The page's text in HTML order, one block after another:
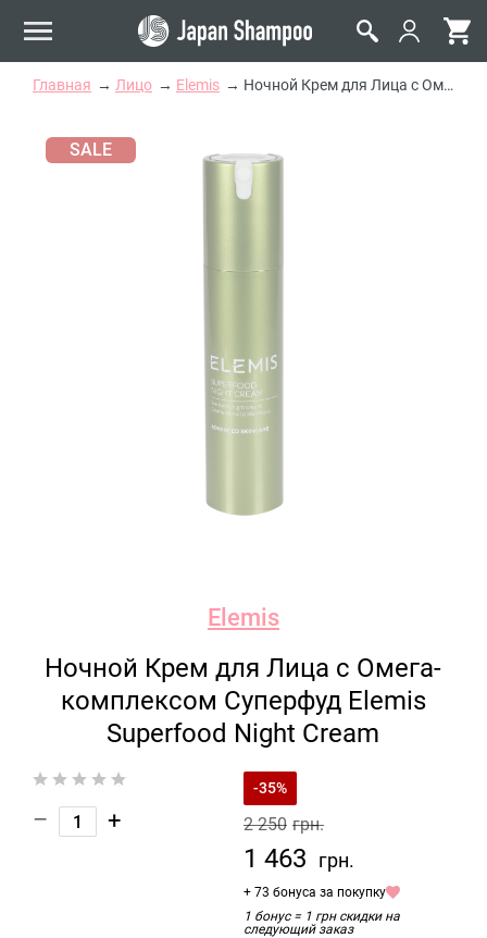
Главная Лицо Elemis Ночной Крем для Лица с Омега-комплексом Суперфуд Elemis Superfood Night Cream
SALE
Elemis
Ночной Крем для Лица с Омега-
комплексом Суперфуд Elemis
Superfood Night Cream
– +
-35%
2 250 грн.
1 463 грн.
+ 73 бонуса за покупку
1 бонус = 1 грн скидки на
следующий заказ